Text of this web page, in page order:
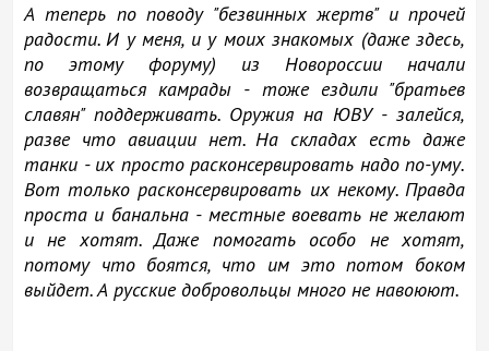
А теперь по поводу "безвинных жертв" и прочей
радости. И у меня, и у моих знакомых (даже здесь,
по этому форуму) из Новороссии начали
возвращаться камрады - тоже ездили "братьев
славян" поддерживать. Оружия на ЮВУ - залейся,
разве что авиации нет. На складах есть даже
танки - их просто расконсервировать надо по-уму.
Вот только расконсервировать их некому. Правда
проста и банальна - местные воевать не желают
и не хотят. Даже помогать особо не хотят,
потому что боятся, что им это потом боком
выйдет. А русские добровольцы много не навоюют.